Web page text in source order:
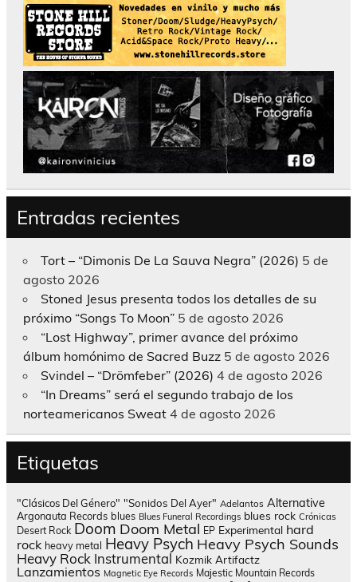
Entradas recientes
Tort – “Dimonis De La Sauva Negra” (2026) 5 de
agosto 2026
Stoned Jesus presenta todos los detalles de su
próximo “Songs To Moon” 5 de agosto 2026
“Lost Highway”, primer avance del próximo
álbum homónimo de Sacred Buzz 5 de agosto 2026
Svindel – “Drömfeber” (2026) 4 de agosto 2026
“In Dreams” será el segundo trabajo de los
norteamericanos Sweat 4 de agosto 2026
Etiquetas
"Clásicos Del Género" "Sonidos Del Ayer" Adelantos Alternative
Argonauta Records blues Blues Funeral Recordings blues rock Crónicas
Desert Rock Doom Doom Metal EP Experimental hard
rock heavy metal Heavy Psych Heavy Psych Sounds
Heavy Rock Instrumental Kozmik Artifactz
Lanzamientos Magnetic Eye Records Majestic Mountain Records